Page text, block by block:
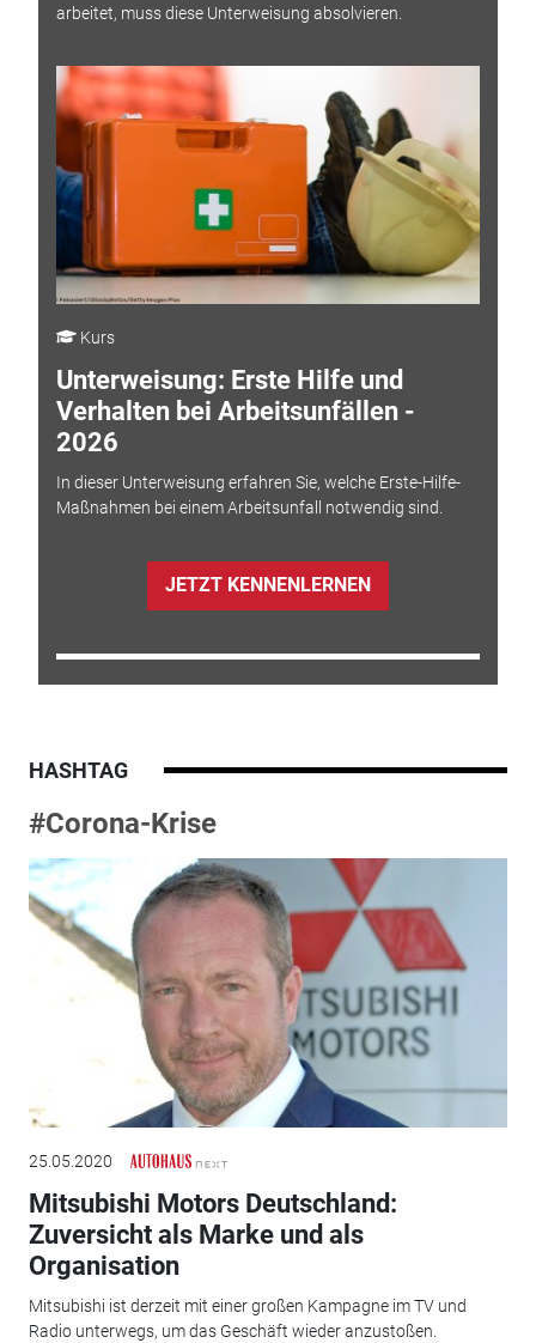
arbeitet, muss diese Unterweisung absolvieren.
Kurs
Unterweisung: Erste Hilfe und
Verhalten bei Arbeitsunfällen -
2026
In dieser Unterweisung erfahren Sie, welche Erste-Hilfe-
Maßnahmen bei einem Arbeitsunfall notwendig sind.
JETZT KENNENLERNEN
HASHTAG
#Corona-Krise
25.05.2020
Mitsubishi Motors Deutschland:
Zuversicht als Marke und als
Organisation
Mitsubishi ist derzeit mit einer großen Kampagne im TV und
Radio unterwegs, um das Geschäft wieder anzustoßen.